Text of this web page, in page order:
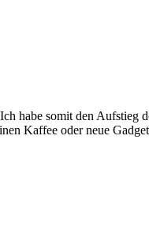
habe somit den
Kaffee oder neue